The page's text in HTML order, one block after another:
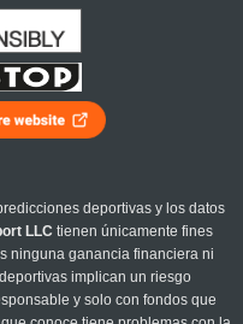
deportivas y los datos
LLC tienen únicamente fines
ninguna ganancia financiera ni
implican un riesgo
y solo con fondos que